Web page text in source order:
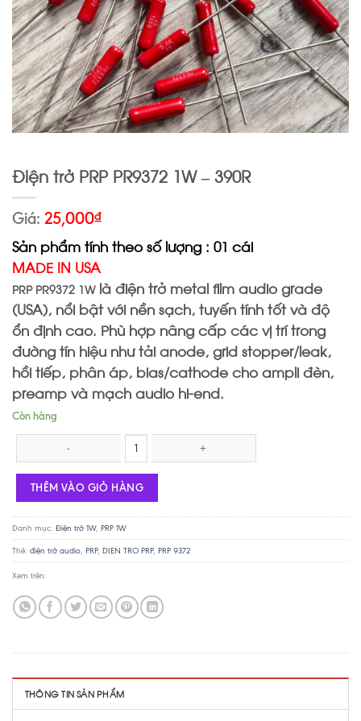
Điện trở PRP PR9372 1W – 390R
Giá: 25,000₫
Sản phẩm tính theo số lượng : 01 cái
MADE IN USA
PRP PR9372 1Wlà điện trở metal film audio grade
(USA), nổi bật với nền sạch, tuyến tính tốt và độ
ổn định cao. Phù hợp nâng cấp các vị trí trong
đường tín hiệu như tải anode, grid stopper/leak,
hồi tiếp, phân áp, bias/cathode cho ampli đèn,
preamp và mạch audio hi-end.
Còn hàng
Điện trở PRP PR9372 1W - 390R số lượng
THÊM VÀO GIỎ HÀNG
Danh mục: Điện trở 1W, PRP 1W
Thẻ: điện trở audio, PRP, DIEN TRO PRP, PRP 9372
Xem trên:
THÔNG TIN SẢN PHẨM